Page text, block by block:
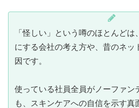
「怪しい」という噂のほとんどは
にする会社の考え方や、昔のネッ
因です。
使っている社員全員がノーファン
も、スキンケアへの自信を示す真